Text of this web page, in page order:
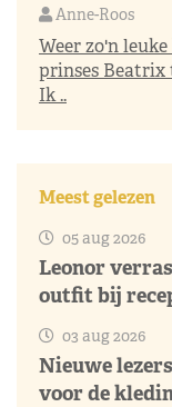
Anne-Roos
Weer zo'n
prinses Beatrix
Ik ..
Meest gelezen
05 aug 2026
Leonor
outfit bij
03 aug 2026
Nieuwe
voor de